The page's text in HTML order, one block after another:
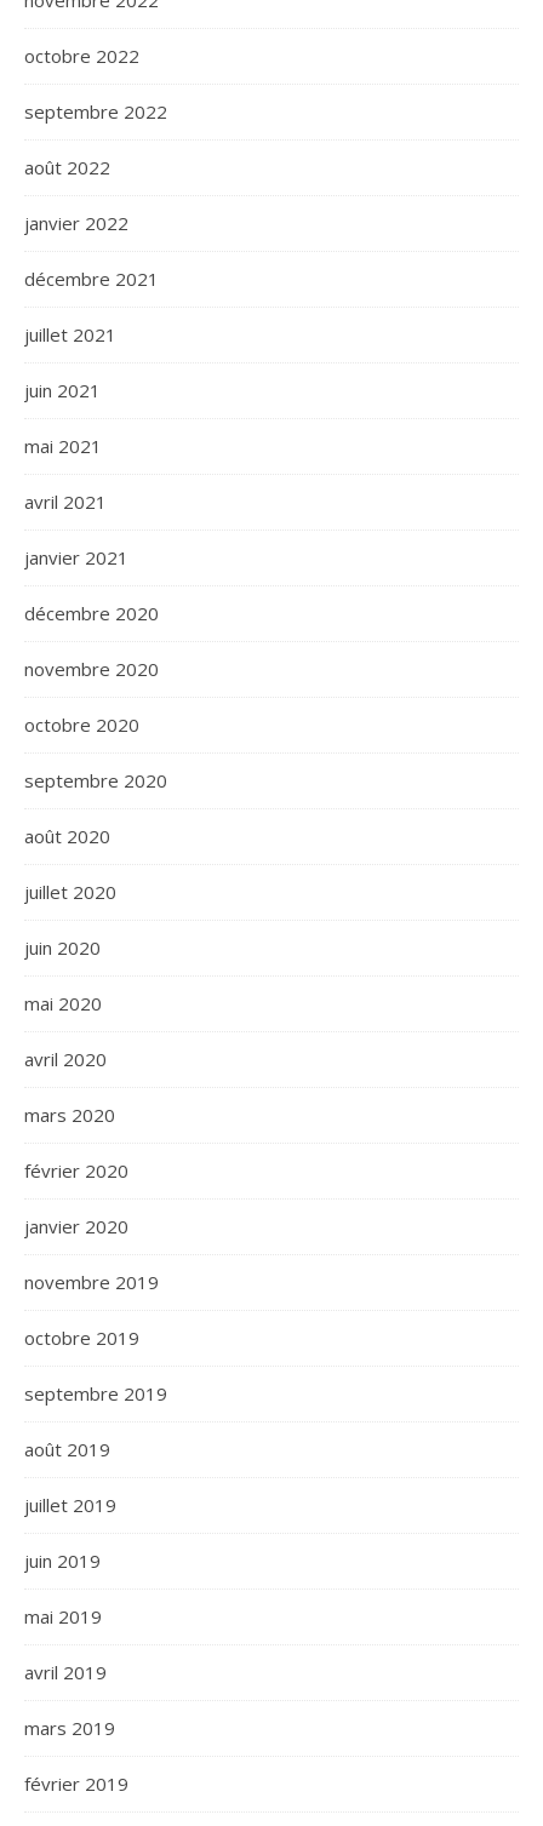
octobre 2022
septembre 2022
août 2022
janvier 2022
décembre 2021
juillet 2021
juin 2021
mai 2021
avril 2021
janvier 2021
décembre 2020
novembre 2020
octobre 2020
septembre 2020
août 2020
juillet 2020
juin 2020
mai 2020
avril 2020
mars 2020
février 2020
janvier 2020
novembre 2019
octobre 2019
septembre 2019
août 2019
juillet 2019
juin 2019
mai 2019
avril 2019
mars 2019
février 2019